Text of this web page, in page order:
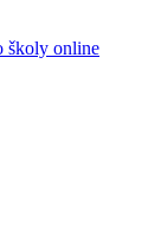
školy online